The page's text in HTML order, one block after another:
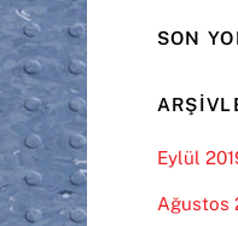
SON
Eylül
Ağustos